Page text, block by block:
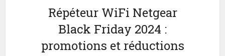
Répéteur WiFi Netgear
Black Friday 2024 :
promotions et réductions